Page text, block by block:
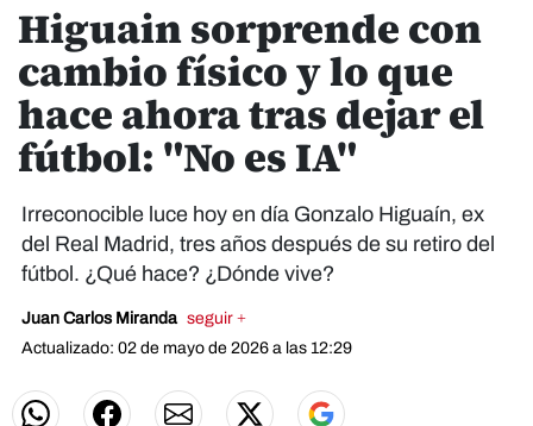
Higuain sorprende con
cambio físico y lo que
hace ahora tras dejar el
fútbol: "No es IA"
Irreconocible luce hoy en día Gonzalo Higuaín, ex
del Real Madrid, tres años después de su retiro del
fútbol. ¿Qué hace? ¿Dónde vive?
Juan Carlos Miranda seguir +
Actualizado: 02 de mayo de 2026 a las 12:29